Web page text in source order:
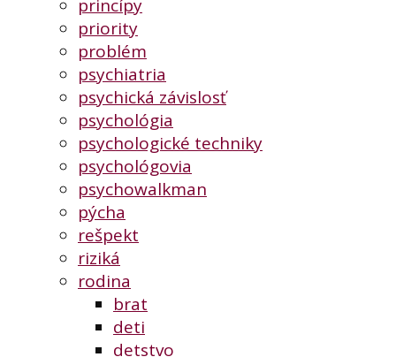
princípy
priority
problém
psychiatria
psychická závislosť
psychológia
psychologické techniky
psychológovia
psychowalkman
pýcha
rešpekt
riziká
rodina
brat
deti
detstvo